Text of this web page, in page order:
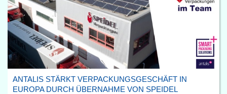
ANTALIS STÄRKT VERPACKUNGSGESCHÄFT IN
EUROPA DURCH ÜBERNAHME VON SPEIDEL